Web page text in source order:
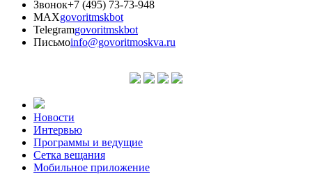
Звонок+7 (495) 73-73-948
MAXgovoritmskbot
Telegramgovoritmskbot
Письмоinfo@govoritmoskva.ru
Новости
Интервью
Программы и ведущие
Сетка вещания
Мобильное приложение